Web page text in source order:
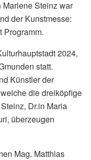
Steinz war
der Kunstmesse:
Programm.
2024,
statt.
Künstler der
die dreiköpfige
Dr.in Maria
überzeugen
Mag. Matthias